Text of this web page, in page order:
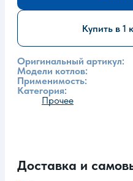
Купить в 1
Оригинальный артикул:
Модели котлов:
Применимость:
Категория:
Прочее
Доставка и